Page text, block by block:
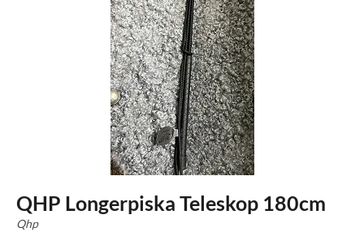
QHP Longerpiska Teleskop 180cm
Qhp